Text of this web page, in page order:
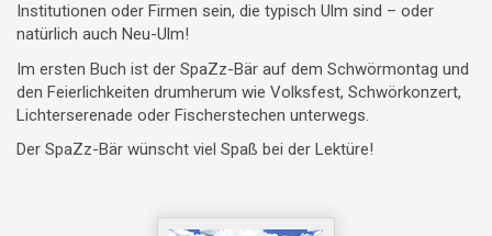
Institutionen oder Firmen sein, die typisch Ulm sind – oder
natürlich auch Neu-Ulm!
Im ersten Buch ist der SpaZz-Bär auf dem Schwörmontag und
den Feierlichkeiten drumherum wie Volksfest, Schwörkonzert,
Lichterserenade oder Fischerstechen unterwegs.
Der SpaZz-Bär wünscht viel Spaß bei der Lektüre!